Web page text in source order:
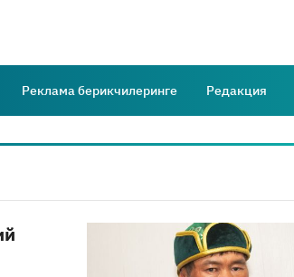
Реклама берикчилеринге Редакция